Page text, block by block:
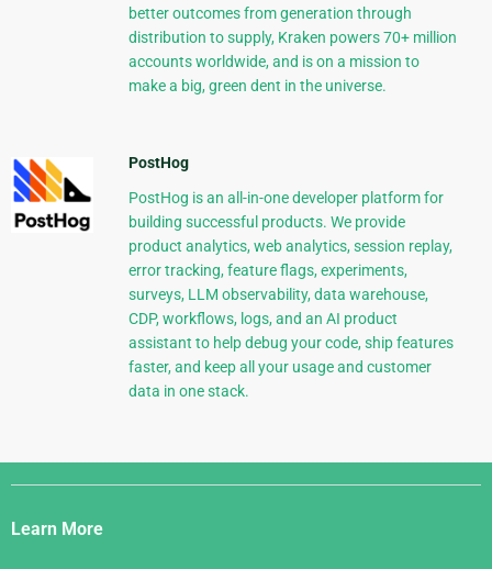
better outcomes from generation through
distribution to supply, Kraken powers 70+ million
accounts worldwide, and is on a mission to
make a big, green dent in the universe.
PostHog
PostHog is an all-in-one developer platform for
building successful products. We provide
product analytics, web analytics, session replay,
error tracking, feature flags, experiments,
surveys, LLM observability, data warehouse,
CDP, workflows, logs, and an AI product
assistant to help debug your code, ship features
faster, and keep all your usage and customer
data in one stack.
Django
Links
Learn More